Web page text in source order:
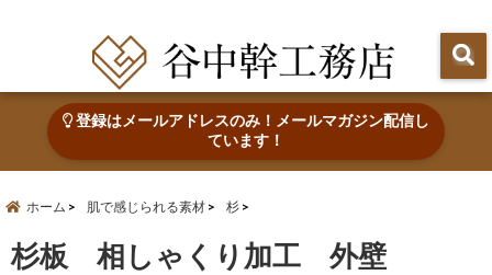
登録はメールアドレスのみ！メールマガジン配信し
ています！
ホーム 肌で感じられる素材 杉
杉板 相しゃくり加工 外壁